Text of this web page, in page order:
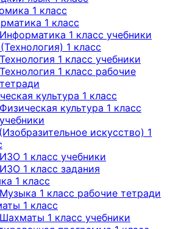
1 класс
1 класс
Информатика 1 класс учебники
1 класс
Технология 1 класс учебники
Технология 1 класс рабочие
тетради
культура 1 класс
Физическая культура 1 класс
учебники
искусство) 1
ИЗО 1 класс учебники
ИЗО 1 класс задания
1 класс
Музыка 1 класс рабочие тетради
1 класс
Шахматы 1 класс учебники